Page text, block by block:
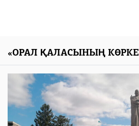
«ОРАЛ ҚАЛАСЫНЫҢ